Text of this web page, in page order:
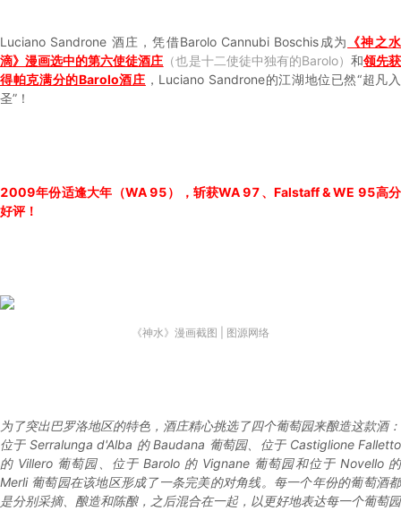
Luciano Sandrone 酒庄，凭借Barolo Cannubi Boschis成为 《神之水
滴》漫画选中的第六使徒酒庄 （也是十二使徒中独有的Barolo） 和领先获
得帕克满分的Barolo酒庄 ，Luciano Sandrone的江湖地位已然“超凡入
圣”！
2009年份适逢大年（WA 95），斩获WA 97、Falstaff & WE 95高分
好评！
《神水》漫画截图 | 图源网络
为了突出巴罗洛地区的特色，酒庄精心挑选了四个葡萄园来酿造这款酒：
位于 Serralunga d'Alba 的 Baudana 葡萄园、位于 Castiglione Falletto
的 Villero 葡萄园、位于 Barolo 的 Vignane 葡萄园和位于 Novello 的
Merli 葡萄园在该地区形成了一条完美的对角线。每一个年份的葡萄酒都
是分别采摘、酿造和陈酿，之后混合在一起，以更好地表达每一个葡萄园